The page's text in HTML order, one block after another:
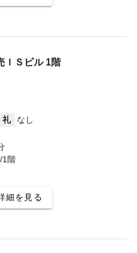
ＩＳビル 1階
礼
なし
1階
細を見る